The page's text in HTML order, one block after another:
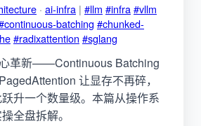
· ai-infra | #llm #infra#vllm
batching #chunked-
#radixattention #sglang
革新——Continuous Batching
让显存不再碎，
升一个数量级。本篇从操作系
全盘拆解。